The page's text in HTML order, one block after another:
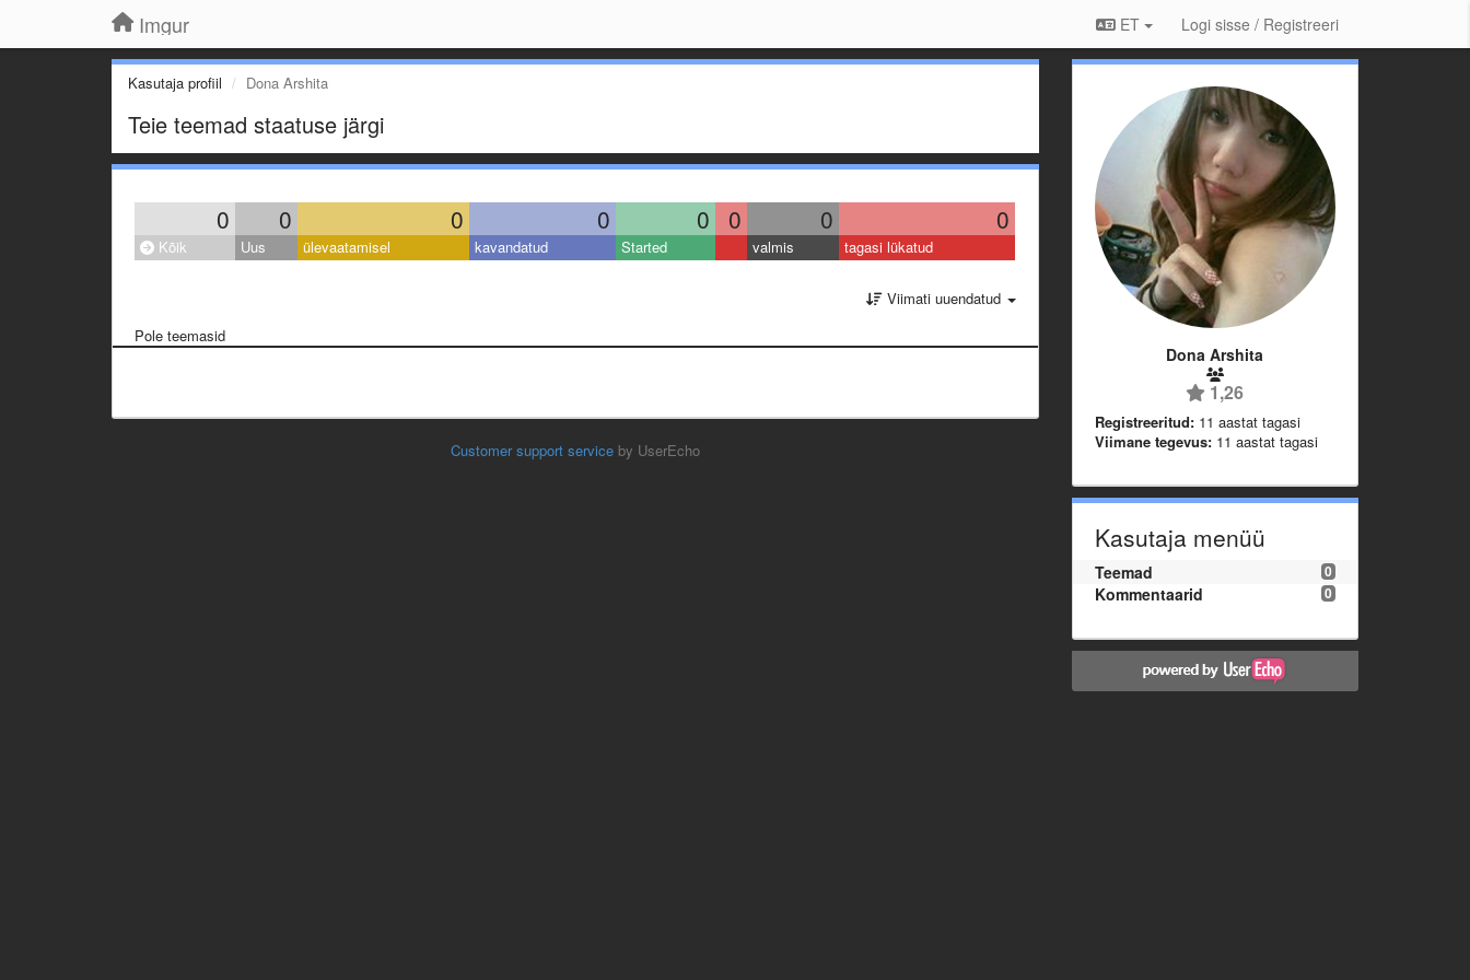
Imgur ET Logi sisse / Registreeri
Kasutaja profiil Dona Arshita
Teie teemad staatuse järgi
0 0 0 0 0 0 0 0
Kõik Uus ülevaatamisel kavandatud Started valmis tagasi lükatud
Viimati uuendatud
Pole teemasid
Customer support serviceby UserEcho
Dona Arshita
1,26
Registreeritud: 11 aastat tagasi
Viimane tegevus: 11 aastat tagasi
Kasutaja menüü
0
Teemad
0
Kommentaarid